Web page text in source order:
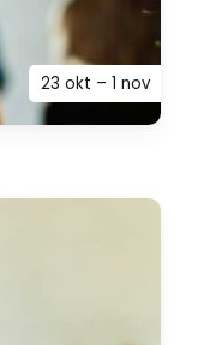
23 okt – 1 nov